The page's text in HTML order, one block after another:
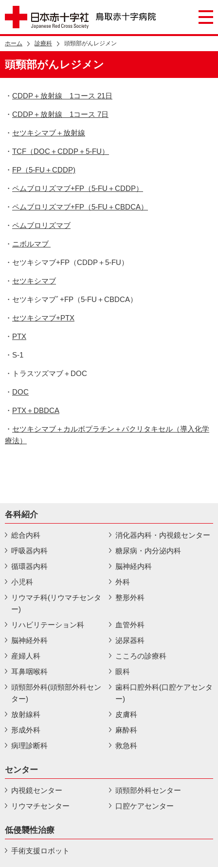
ホーム 診療科 頭頸部がんレジメン
頭頸部がんレジメン
・ CDDP＋放射線 1コース 21日
・ CDDP＋放射線 1コース 7日
・ セツキシマブ＋放射線
・ TCF（DOC＋CDDP＋5-FU）
・ FP（5-FU＋CDDP)
・ ペムブロリズマブ+FP（5-FU＋CDDP）
・ ペムブロリズマブ+FP（5-FU＋CBDCA）
・ ペムブロリズマブ
・ ニボルマブ
・セツキシマブ+FP（CDDP＋5-FU）
・ セツキシマブ
・セツキシマブﾞ+FP（5-FU＋CBDCA）
・ セツキシマブ+PTX
・ PTX
・S-1
・トラスツズマブ＋DOC
・ DOC
・ PTX＋DBDCA
・ セツキシマブ＋カルボプラチン＋パクリタキセル（導入化学
療法）
各科紹介
総合内科
消化器内科・内視鏡センター
呼吸器内科
糖尿病・内分泌内科
循環器内科
脳神経内科
小児科
外科
リウマチ科(リウマチセンタ
ー)
整形外科
リハビリテーション科
血管外科
脳神経外科
泌尿器科
産婦人科
こころの診療科
耳鼻咽喉科
眼科
頭頸部外科(頭頸部外科セン
ター)
歯科口腔外科(口腔ケアセンタ
ー)
放射線科
皮膚科
形成外科
麻酔科
病理診断科
救急科
センター
内視鏡センター
頭頸部外科センター
リウマチセンター
口腔ケアセンター
低侵襲性治療
手術支援ロボット